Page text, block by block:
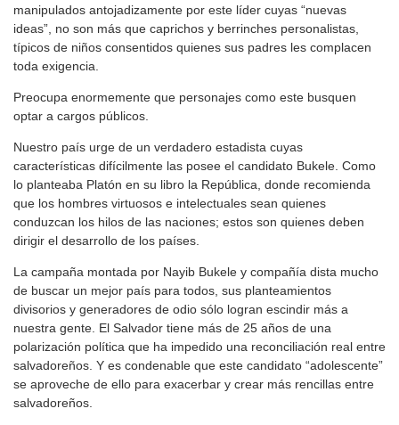
manipulados antojadizamente por este líder cuyas “nuevas
ideas”, no son más que caprichos y berrinches personalistas,
típicos de niños consentidos quienes sus padres les complacen
toda exigencia.
Preocupa enormemente que personajes como este busquen
optar a cargos públicos.
Nuestro país urge de un verdadero estadista cuyas
características difícilmente las posee el candidato Bukele. Como
lo planteaba Platón en su libro la República, donde recomienda
que los hombres virtuosos e intelectuales sean quienes
conduzcan los hilos de las naciones; estos son quienes deben
dirigir el desarrollo de los países.
La campaña montada por Nayib Bukele y compañía dista mucho
de buscar un mejor país para todos, sus planteamientos
divisorios y generadores de odio sólo logran escindir más a
nuestra gente. El Salvador tiene más de 25 años de una
polarización política que ha impedido una reconciliación real entre
salvadoreños. Y es condenable que este candidato “adolescente”
se aproveche de ello para exacerbar y crear más rencillas entre
salvadoreños.